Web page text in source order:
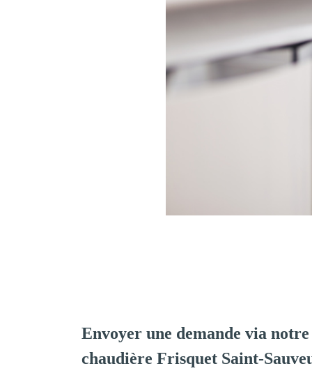
Envoyer une demande via
chaudière Frisquet Saint-